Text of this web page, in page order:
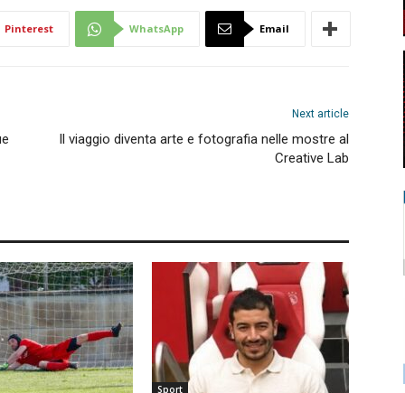
Pinterest WhatsApp Email
Next article
Il viaggio diventa arte e fotografia nelle mostre al
Creative Lab
Sport